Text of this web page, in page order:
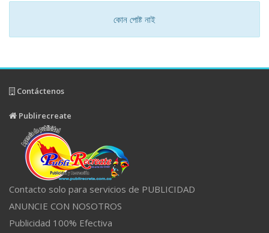
কোন পোষ্ট নাই
Contáctenos
Publirecreate
Contacto solo para servicios de PUBLICIDAD
ANUNCIE CON NOSOTROS
Publicidad 100% Efectiva